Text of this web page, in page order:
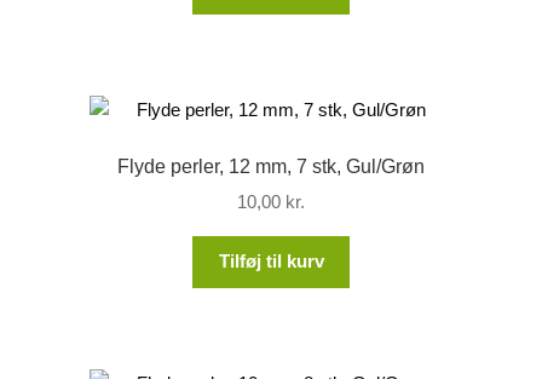
Flyde perler, 12 mm, 7 stk, Gul/Grøn
10,00 kr.
Tilføj til kurv